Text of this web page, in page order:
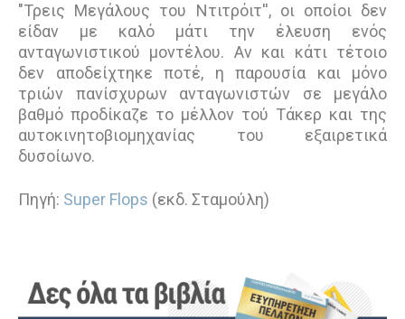
"Τρεις Μεγάλους του Ντιτρόιτ'', οι οποίοι δεν
είδαν με καλό μάτι την έλευση ενός
ανταγωνιστικού μοντέλου. Αν και κάτι τέτοιο
δεν αποδείχτηκε ποτέ, η παρουσία και μόνο
τριών πανίσχυρων ανταγωνιστών σε μεγάλο
βαθμό προδίκαζε το μέλλον τού Τάκερ και της
αυτοκινητοβιομηχανίας του εξαιρετικά
δυσοίωνο.
Πηγή: Super Flops (εκδ. Σταμούλη)